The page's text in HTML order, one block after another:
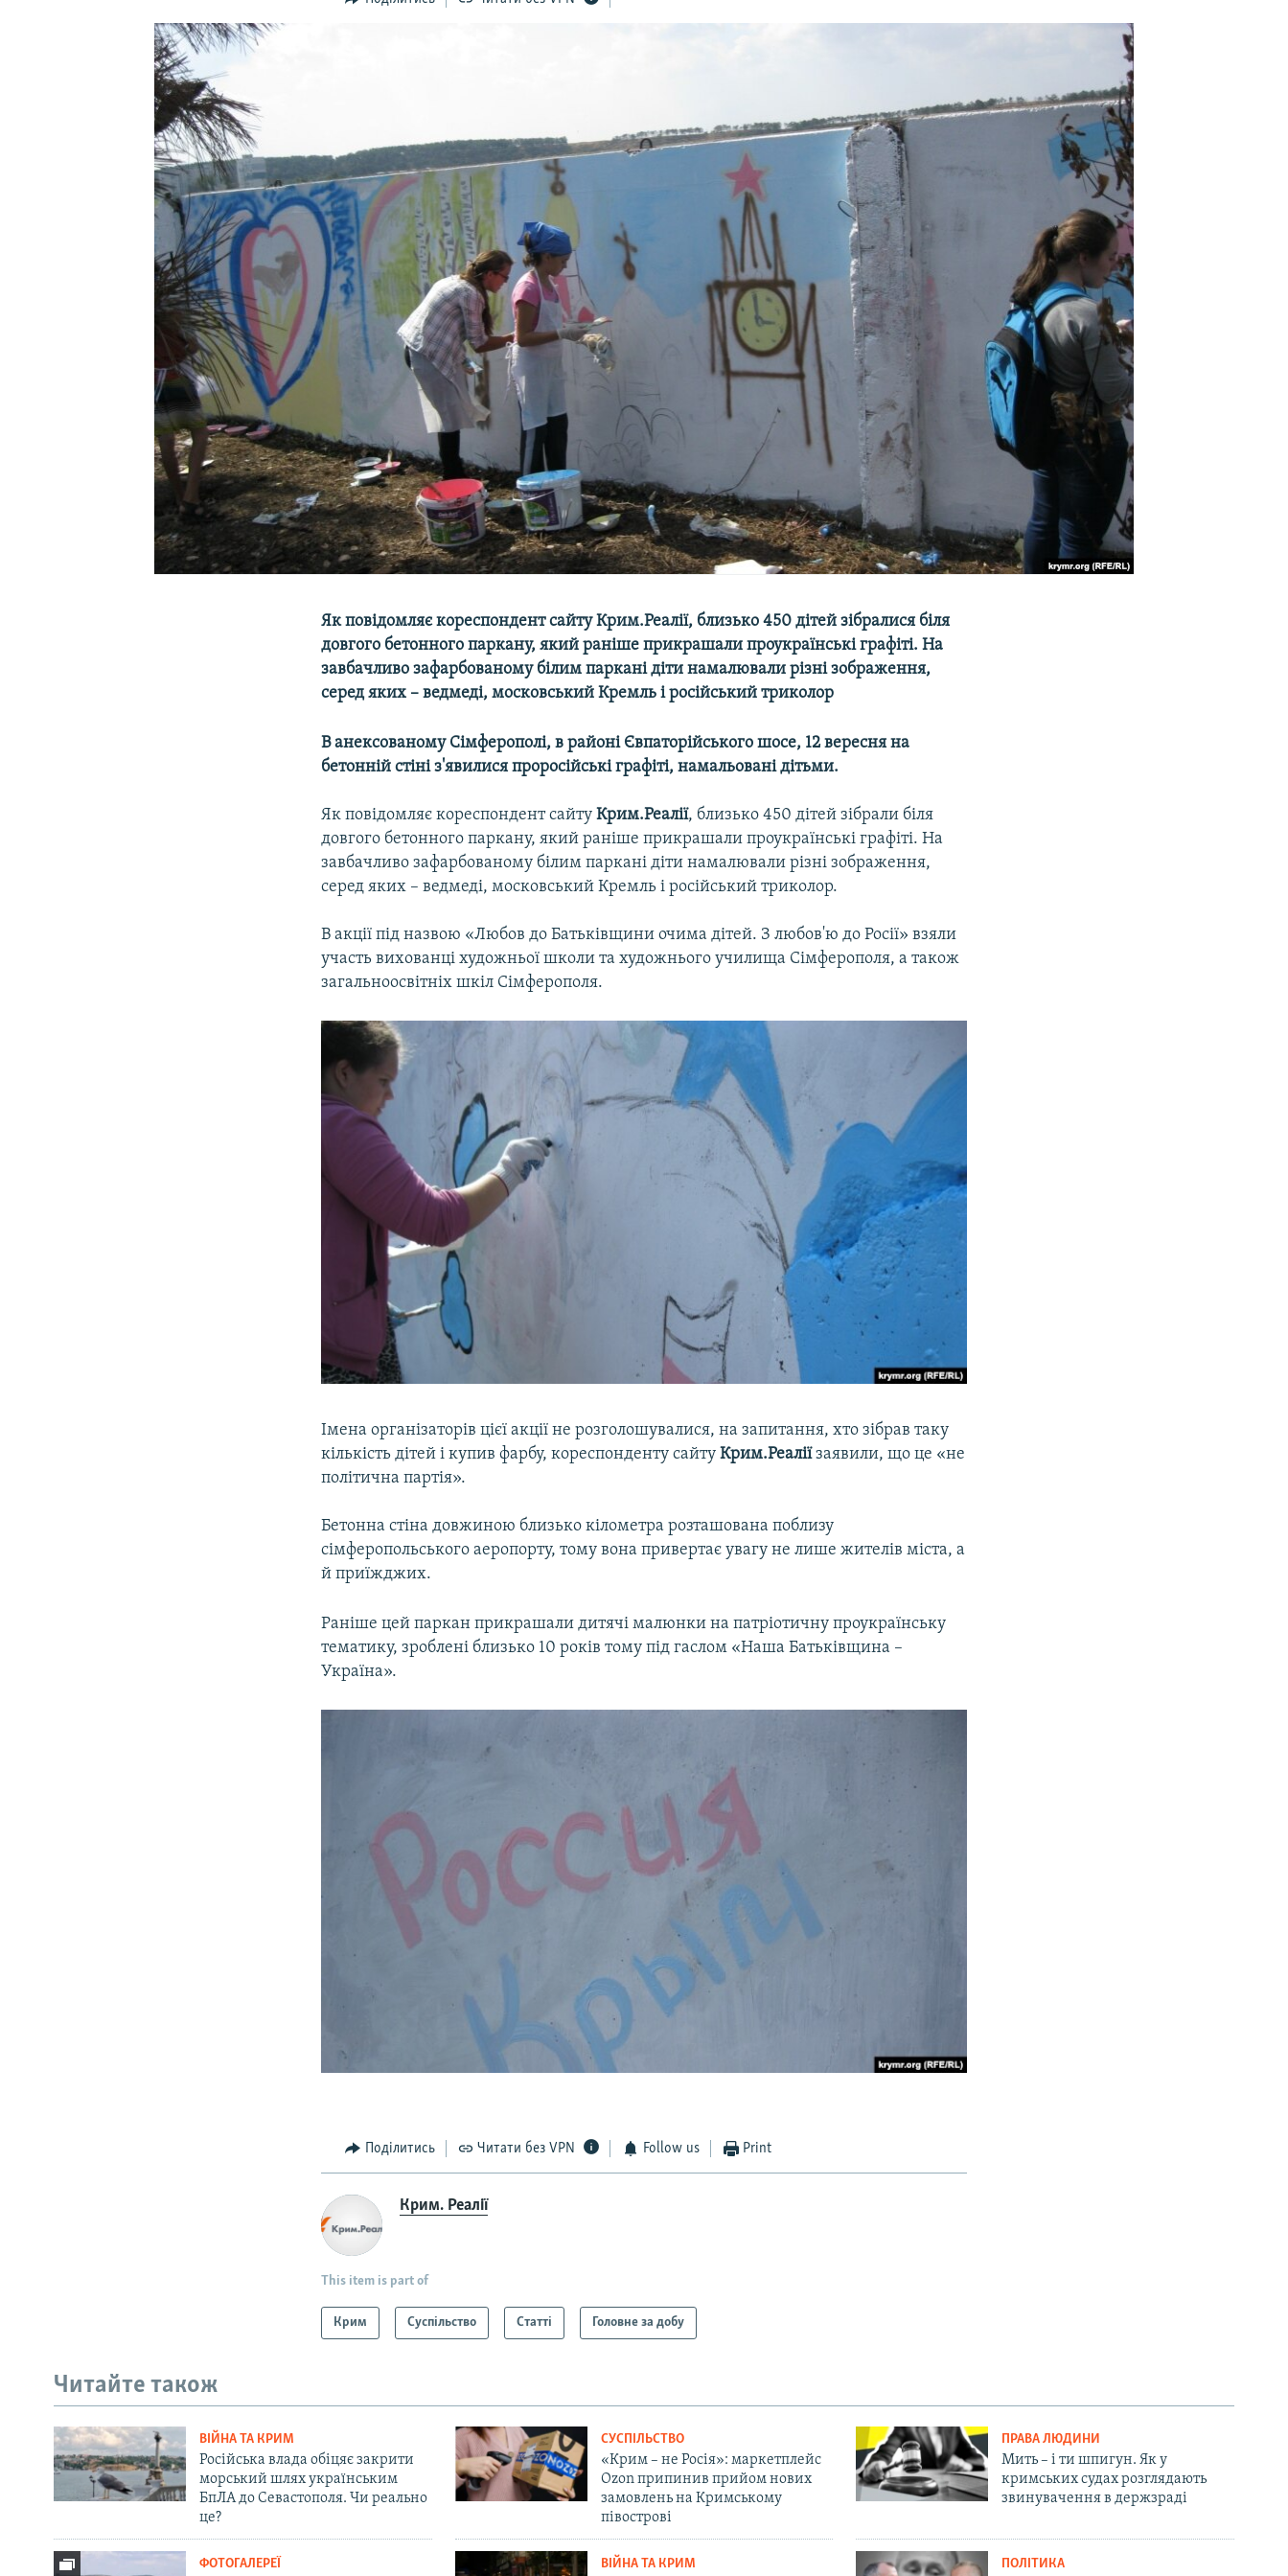
УКРАЇНСЬКА ПРОБЛЕМА КРИМУ
Як повідомляє кореспондент сайту Крим.Реалії, близько 450 дітей зібралися біля
довгого бетонного паркану, який раніше прикрашали проукраїнські графіті. На
завбачливо зафарбованому білим паркані діти намалювали різні зображення,
серед яких – ведмеді, московський Кремль і російський триколор
В анексованому Сімферополі, в районі Євпаторійського шосе, 12 вересня на
бетонній стіні з'явилися проросійські графіті, намальовані дітьми.
Як повідомляє кореспондент сайтуКрим.Реалії, близько 450 дітей зібрали біля
довгого бетонного паркану, який раніше прикрашали проукраїнські графіті. На
завбачливо зафарбованому білим паркані діти намалювали різні зображення,
серед яких – ведмеді, московський Кремль і російський триколор.
В акції під назвою «Любов до Батьківщини очима дітей. З любов'ю до Росії» взяли
участь вихованці художньої школи та художнього училища Сімферополя, а також
загальноосвітніх шкіл Сімферополя.
Імена організаторів цієї акції не розголошувалися, на запитання, хто зібрав таку
кількість дітей і купив фарбу, кореспонденту сайтуКрим.Реаліїзаявили, що це «не
політична партія».
Бетонна стіна довжиною близько кілометра розташована поблизу
сімферопольського аеропорту, тому вона привертає увагу не лише жителів міста, а
й приїжджих.
Раніше цей паркан прикрашали дитячі малюнки на патріотичну проукраїнську
тематику, зроблені близько 10 років тому під гаслом «Наша Батьківщина –
Україна».
Поділитись Читати без VPN Follow us Print
Крим. Реалії
This item is part of
Крим Суспільство Статті Головне за добу
Читайте також
ВІЙНА ТА КРИМ
Російська влада обіцяє закрити
морський шлях українським
БпЛА до Севастополя. Чи реально
це?
СУСПІЛЬСТВО
«Крим – не Росія»: маркетплейс
Ozon припинив прийом нових
замовлень на Кримському
півострові
ПРАВА ЛЮДИНИ
Мить – і ти шпигун. Як у
кримських судах розглядають
звинувачення в держзраді
ФОТОГАЛЕРЕЇ ВІЙНА ТА КРИМ ПОЛІТИКА